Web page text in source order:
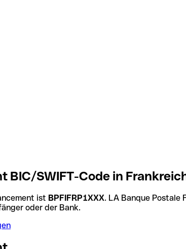
BIC/SWIFT-Code in
ist BPFIFRP1XXX. LA Banque Postale
oder der Bank.